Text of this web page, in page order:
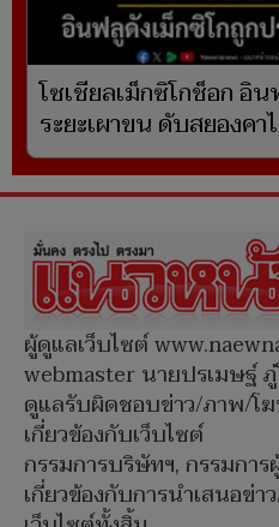
โซเชียลเม็กซิโกช็อก อิ
ระยะเผาขน ดับสยองค
ผู้ดูแลเว็บไซต์
webmaster นายปรเมษฐ์
ดูแลรับผิดชอบข่าว/ภาพ/โ
เกี่ยวข้องกับเว็บไซต์
กรรมการบริษัทฯ, กรรมกา
เกี่ยวข้องกับการนำเสนอข่